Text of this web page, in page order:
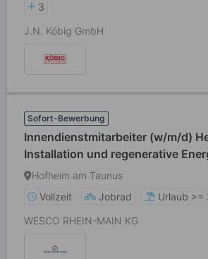
3
J.N. Köbig GmbH
Sofort-Bewerbung
Innendienstmitarbeiter (w/m/d)
Installation und regenerative
Hofheim am Taunus
Vollzeit
Jobrad
Urlaub >=
WESCO RHEIN-MAIN KG